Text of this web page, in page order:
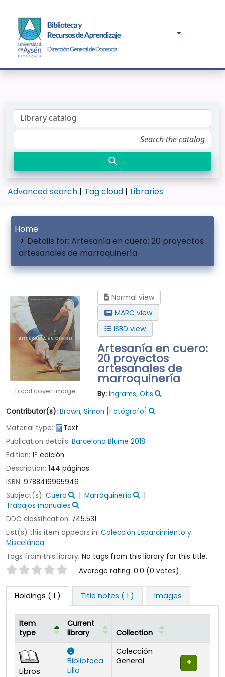
Advanced search Tag cloud Libraries
Home
Details for:Artesanía en cuero: 20 proyectos
artesanales de marroquinería
Local cover image
Normal view
MARC view
ISBD view
Artesanía en cuero:
20 proyectos
artesanales de
marroquinería
By: Ingrams, Otis
Contributor(s): Brown, Simon [Fotógrafo]
Material type:
Text
Publication details: Barcelona Blume 2018
Edition: 1ª edición
Description: 144 páginas
ISBN: 9788416965946
Subject(s): Cuero
Marroquinería
Trabajos manuales
DDC classification: 745.531
List(s) this item appears in: Colección Esparcimiento y
Miscelánea
Tags from this library: No tags from this library for this title.
Star ratings Average rating: 0.0 (0 votes)
Holdings ( 1 ) Title notes ( 1 ) Images
Holdings
Item
type
Current
library
Collection
Libros
Biblioteca
Lillo
Colección
General